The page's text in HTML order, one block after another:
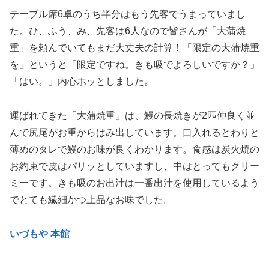
テーブル席6卓のうち半分はもう先客でうまっていまし
た。ひ、ふう、み、先客は6人なので皆さんが「大蒲焼
重」を頼んでいてもまだ大丈夫の計算！「限定の大蒲焼重
を」というと「限定ですね。きも吸でよろしいですか？」
「はい。」内心ホッとしました。
運ばれてきた「大蒲焼重」は、鰻の長焼きが2匹仲良く並
んで尻尾がお重からはみ出しています。口入れるとわりと
薄めのタレで鰻のお味が良くわかります。食感は炭火焼の
お約束で皮はパリッとしていますし、中はとってもクリー
ミーです。きも吸のお出汁は一番出汁を使用しているよう
でとても繊細かつ上品なお味でした。
いづもや 本館